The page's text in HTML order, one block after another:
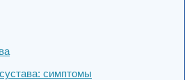
симптомы